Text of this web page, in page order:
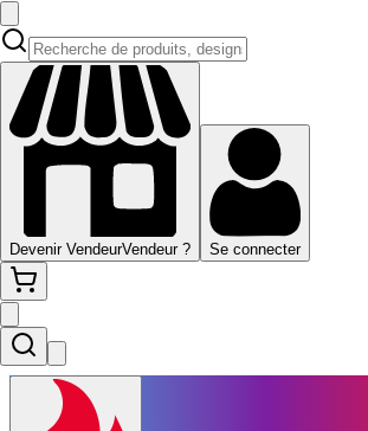
Devenir VendeurVendeur ? Se connecter